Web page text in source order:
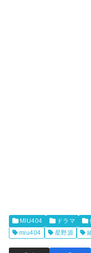
MIU404 ドラマ
miu404
星野源